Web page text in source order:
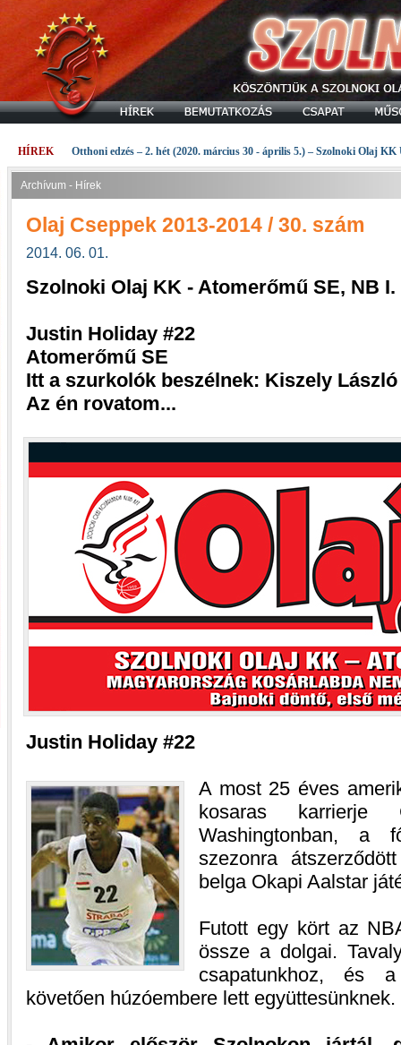
HÍREK Otthoni edzés – 2. hét (2020. március 30 - április 5.) – Szolnoki Olaj KK
Archívum - Hírek
Olaj Cseppek 2013-2014 / 30. szám
2014. 06. 01.
Szolnoki Olaj KK - Atomerőmű SE, NB
Justin Holiday #22
Atomerőmű SE
Itt a szurkolók beszélnek: Kiszely László
Az én rovatom...
Justin Holiday #22
A most 25 éves
kosaras karrierje
Washingtonban, a
szezonra
belga Okapi Aalstar
Futott egy kört az
össze a dolgai.
csapatunkhoz, és a
követően húzóembere lett együttesünknek.